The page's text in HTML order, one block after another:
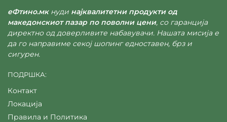
еФтино.мкнуди најквалитетни продукти од
македонскиот пазар по поволни цени, со гаранција
директно од доверливите набавувачи. Нашата мисија е
да го направиме секој шопинг едноставен, брз и
сигурен.
ПОДРШКА:
Контакт
Локација
Правила и Политика